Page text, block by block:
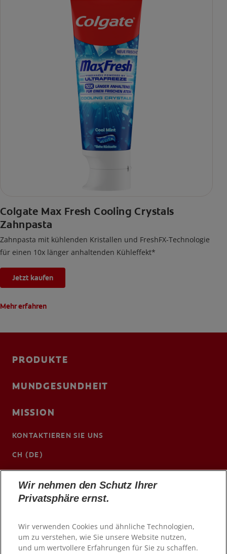
Colgate Max Fresh Cooling Crystals
Zahnpasta
Zahnpasta mit kühlenden Kristallen und FreshFX-Technologie
für einen 10x länger anhaltenden Kühleffekt*
Jetzt kaufen
Mehr erfahren
PRODUKTE
MUNDGESUNDHEIT
MISSION
KONTAKTIEREN SIE UNS
CH (DE)
Wir nehmen den Schutz Ihrer
Privatsphäre ernst.
Wir verwenden Cookies und ähnliche Technologien,
um zu verstehen, wie Sie unsere Website nutzen,
und um wertvollere Erfahrungen für Sie zu schaffen.